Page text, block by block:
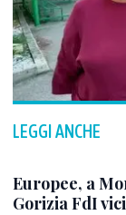
LEGGI ANCHE
Europee, a
Gorizia FdI